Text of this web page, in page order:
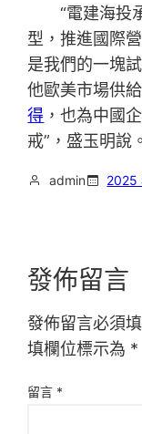
“電建海投承
型，推進國際
是我們的一塊
他歐美市場供
得 ，也為中國
戒”，盛玉明說。
admin 2025
發佈留言
發佈留言必須
填欄位標示為 *
留言 *